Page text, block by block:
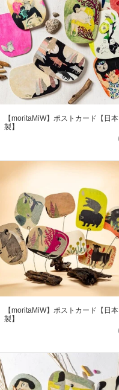
【moritaMiW】ポストカード【日本
製】
【moritaMiW】ポストカード【日本
製】